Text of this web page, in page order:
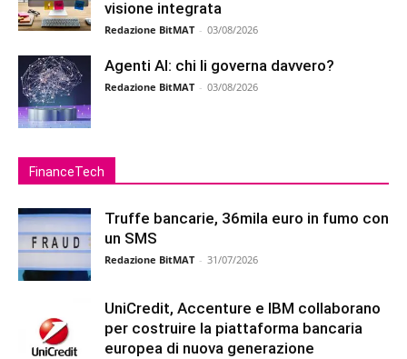
visione integrata
Redazione BitMAT - 03/08/2026
Agenti AI: chi li governa davvero?
Redazione BitMAT - 03/08/2026
FinanceTech
Truffe bancarie, 36mila euro in fumo con
un SMS
Redazione BitMAT - 31/07/2026
UniCredit, Accenture e IBM collaborano
per costruire la piattaforma bancaria
europea di nuova generazione